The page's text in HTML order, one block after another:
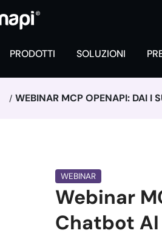
PRODOTTI SOLUZIONI
WEBINAR MCP OPENAPI: DAI I
WEBINAR
Webinar
Chatbot AI